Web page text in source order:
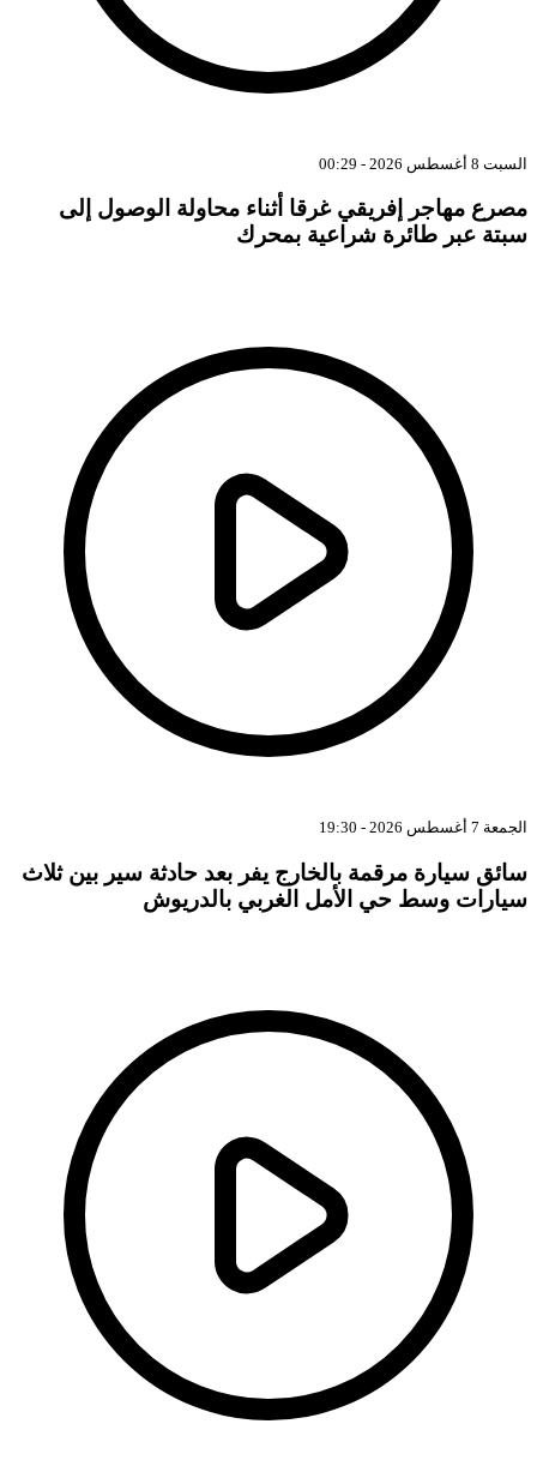
السبت 8 أغسطس 2026 - 00:29
مصرع مهاجر إفريقي غرقا أثناء محاولة الوصول إلى
سبتة عبر طائرة شراعية بمحرك
الجمعة 7 أغسطس 2026 - 19:30
سائق سيارة مرقمة بالخارج يفر بعد حادثة سير بين ثلاث
سيارات وسط حي الأمل الغربي بالدريوش